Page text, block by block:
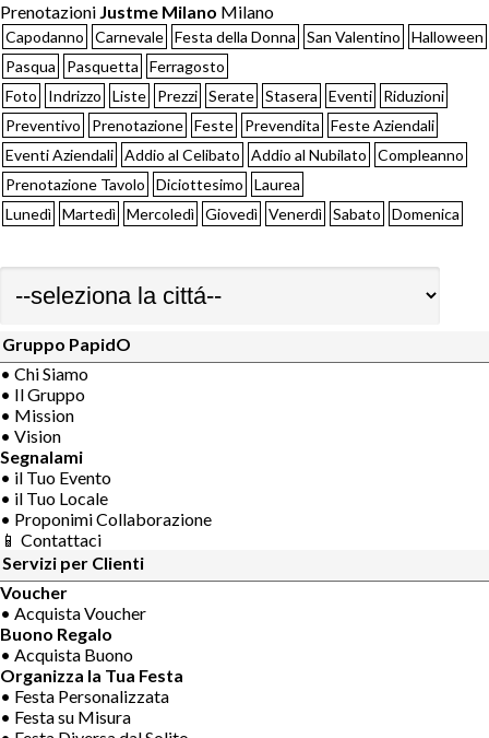
Prenotazioni Justme Milano Milano
Capodanno Carnevale Festa della Donna San Valentino
Halloween
Pasqua
Pasquetta
Ferragosto
Foto
Indrizzo Liste Prezzi Serate Stasera Eventi
Riduzioni
Preventivo
Prenotazione Feste Prevendita
Feste Aziendali
Eventi Aziendali Addio al Celibato Addio al Nubilato
Compleanno
Prenotazione Tavolo
Diciottesimo
Laurea
Lunedì Martedì Mercoledì Giovedì Venerdì Sabato Domenica
Gruppo PapidO
• Chi Siamo
• Il Gruppo
• Mission
• Vision
Segnalami
• il Tuo Evento
• il Tuo Locale
• Proponimi Collaborazione
📱 Contattaci
Servizi per Clienti
Voucher
• Acquista Voucher
Buono Regalo
• Acquista Buono
Organizza la Tua Festa
• Festa Personalizzata
• Festa su Misura